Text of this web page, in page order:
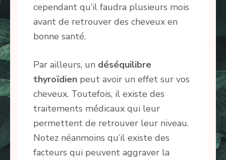
cependant qu’il faudra plusieurs mois
avant de retrouver des cheveux en
bonne santé.
Par ailleurs, un déséquilibre
thyroïdien peut avoir un effet sur vos
cheveux. Toutefois, il existe des
traitements médicaux qui leur
permettent de retrouver leur niveau.
Notez néanmoins qu’il existe des
facteurs qui peuvent aggraver la